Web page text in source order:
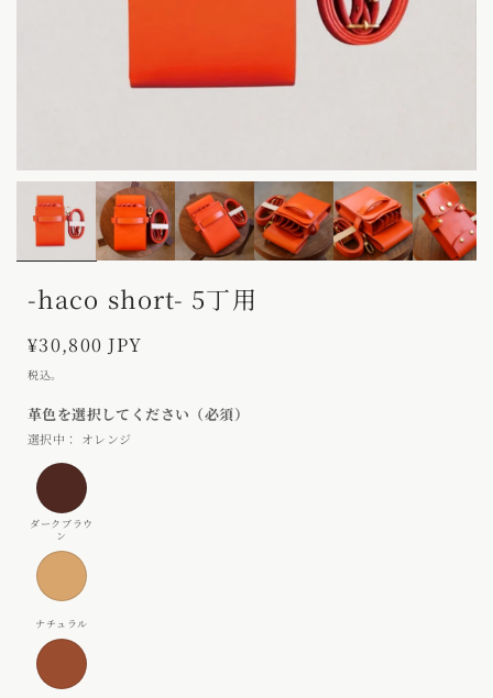
で
よ
な
り
ま
し
モ
で
デ
ア
(1)
を
く
モ
ダ
ル
で
-haco short- 5丁用
通
常
格
¥30,800 JPY
税込。
オレンジ
ダ
ー
ク
ブ
ラ
ウ
ナ
チ
ュ
ラ
ル
ブ
ラ